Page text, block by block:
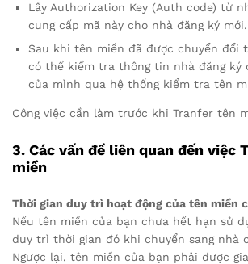
Lấy Authorization Key (Auth code) từ
cung cấp mã này cho nhà đăng ký mới.
Sau khi tên miền đã được chuyển đổi
có thể kiểm tra thông tin nhà đăng ký
của mình qua hệ thống kiểm tra tên
Công việc cần làm trước khi Tranfer tên
3. Các vấn đề liên quan đến việc
miền
Thời gian duy trì hoạt động của tên miền
Nếu tên miền của bạn chưa hết hạn sử
duy trì thời gian đó khi chuyển sang nhà
Ngược lại, tên miền của bạn phải được